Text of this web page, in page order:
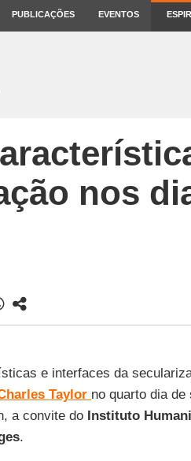
PUBLICAÇÕES EVENTOS
nos
e interfaces da
Taylor no quarto dia
a convite do Instituto
.